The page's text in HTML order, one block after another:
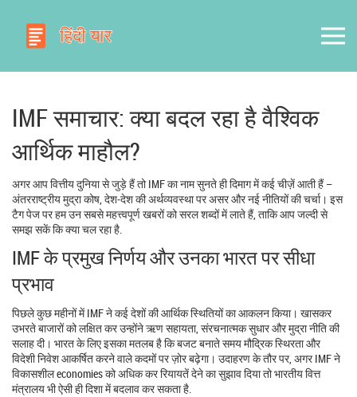
IMF समाचार: क्या बदल रहा है वैश्विक
आर्थिक माहौल?
अगर आप वित्तीय दुनिया से जुड़े हैं तो IMF का नाम सुनते ही दिमाग में कई चीज़ें आती हैं –
अंतरराष्ट्रीय मुद्रा कोष, देश‑देश की अर्थव्यवस्था पर असर और नई नीतियों की चर्चा। इस
टैग पेज पर हम उन सबसे महत्त्वपूर्ण खबरों को सरल शब्दों में लाते हैं, ताकि आप जल्दी से
समझ सकें कि क्या चल रहा है.
IMF के प्रमुख निर्णय और उनका भारत पर सीधा
प्रभाव
पिछले कुछ महीनों में IMF ने कई देशों की आर्थिक स्थितियों का आकलन किया। खासकर
उभरते बाजारों को लक्षित कर उन्होंने ऋण सहायता, संरचनात्मक सुधार और मुद्रा नीति की
सलाह दी। भारत के लिए इसका मतलब है कि बजट बनाते समय मौद्रिक स्थिरता और
विदेशी निवेश आकर्षित करने वाले कदमों पर ज़ोर बढ़ेगा। उदाहरण के तौर पर, अगर IMF ने
विकासशील economies को अधिक कर रियायतें देने का सुझाव दिया तो भारतीय वित्त
मंत्रालय भी ऐसी ही दिशा में बदलाव कर सकता है.